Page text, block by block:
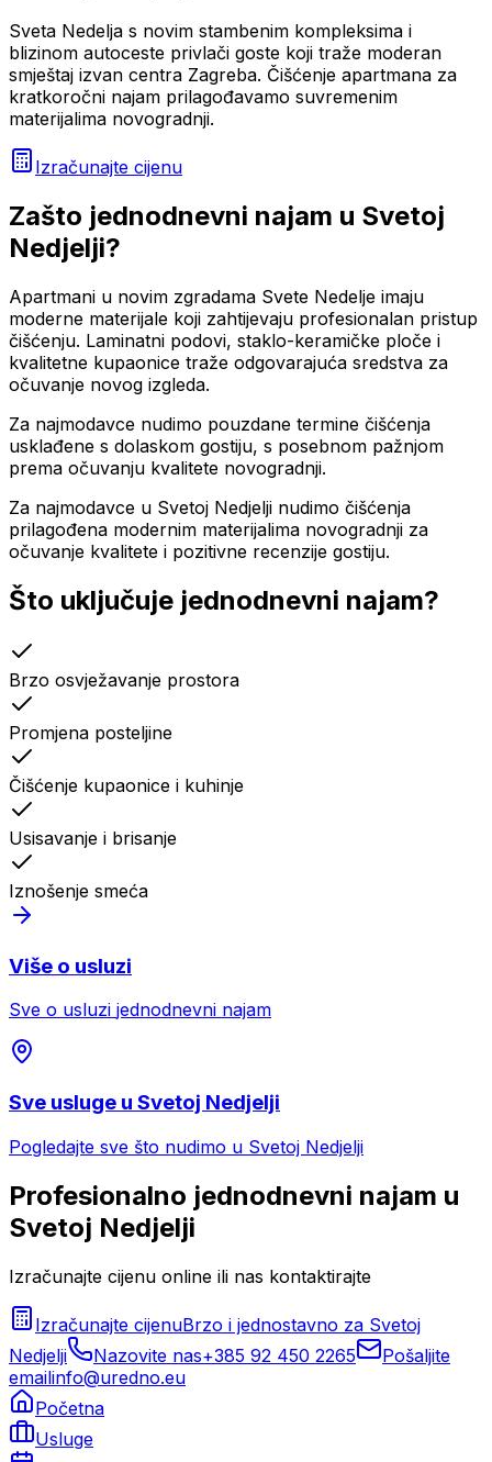
Sveta Nedelja s novim stambenim kompleksima i
blizinom autoceste privlači goste koji traže moderan
smještaj izvan centra Zagreba. Čišćenje apartmana za
kratkoročni najam prilagođavamo suvremenim
materijalima novogradnji.
Izračunajte cijenu
Zašto jednodnevni najam u Svetoj
Nedjelji?
Apartmani u novim zgradama Svete Nedelje imaju
moderne materijale koji zahtijevaju profesionalan pristup
čišćenju. Laminatni podovi, staklo-keramičke ploče i
kvalitetne kupaonice traže odgovarajuća sredstva za
očuvanje novog izgleda.
Za najmodavce nudimo pouzdane termine čišćenja
usklađene s dolaskom gostiju, s posebnom pažnjom
prema očuvanju kvalitete novogradnji.
Za najmodavce u Svetoj Nedjelji nudimo čišćenja
prilagođena modernim materijalima novogradnji za
očuvanje kvalitete i pozitivne recenzije gostiju.
Što uključuje jednodnevni najam?
Brzo osvježavanje prostora
Promjena posteljine
Čišćenje kupaonice i kuhinje
Usisavanje i brisanje
Iznošenje smeća
Više o usluzi
Sve o usluzi jednodnevni najam
Sve usluge u Svetoj Nedjelji
Pogledajte sve što nudimo u Svetoj Nedjelji
Profesionalno jednodnevni najam u
Svetoj Nedjelji
Izračunajte cijenu online ili nas kontaktirajte
Izračunajte cijenuBrzo i jednostavno za Svetoj
Nedjelji
Nazovite nas+385 92 450 2265
Pošaljite
emailinfo@uredno.eu
Početna
Usluge